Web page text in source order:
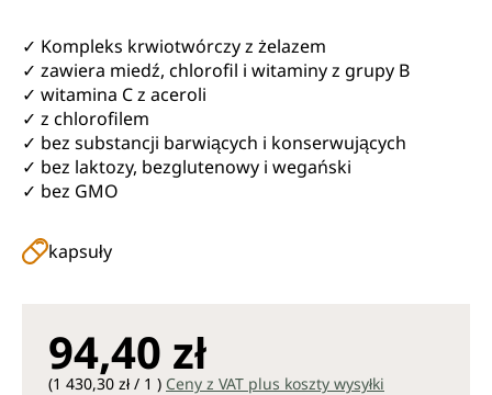
✓ Kompleks krwiotwórczy z żelazem
✓ zawiera miedź, chlorofil i witaminy z grupy B
✓ witamina C z aceroli
✓ z chlorofilem
✓ bez substancji barwiących i konserwujących
✓ bez laktozy, bezglutenowy i wegański
✓ bez GMO
kapsuły
94,40 zł
(1 430,30 zł / 1 ) Ceny z VAT plus koszty wysyłki